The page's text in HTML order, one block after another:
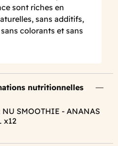
sont riches en
sans additifs,
colorants et sans
nutritionnelles
NU SMOOTHIE - ANANAS
x12